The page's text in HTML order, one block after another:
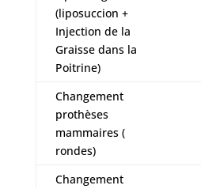
(liposuccion +
Injection de la
Graisse dans la
Poitrine)
Changement
prothèses
mammaires (
rondes)
Changement